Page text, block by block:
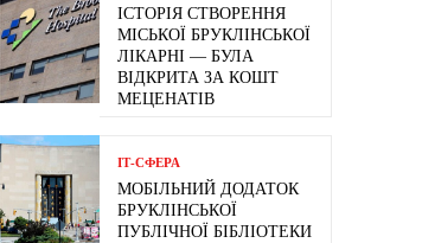
ІСТОРІЯ СТВОРЕННЯ
МІСЬКОЇ БРУКЛІНСЬКОЇ
ЛІКАРНІ — БУЛА
ВІДКРИТА ЗА КОШТ
МЕЦЕНАТІВ
ІТ-СФЕРА
МОБІЛЬНИЙ ДОДАТОК
БРУКЛІНСЬКОЇ
ПУБЛІЧНОЇ БІБЛІОТЕКИ